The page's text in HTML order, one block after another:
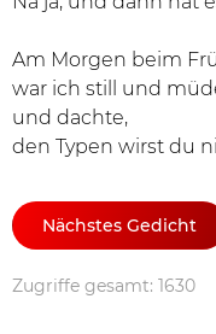
Am Morgen beim
war ich still und
und dachte,
den Typen wirst du
Nächstes Gedicht
Zugriffe gesamt: 1630